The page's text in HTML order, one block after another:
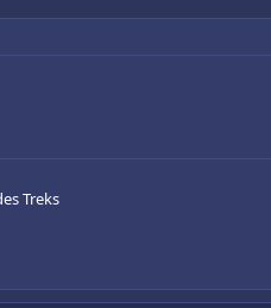
Treks